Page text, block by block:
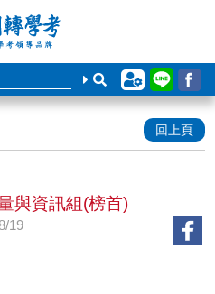
回上頁
與資訊組(榜首)
19